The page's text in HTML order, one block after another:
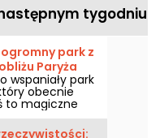
tygodniu
park z
Paryża
wspaniały park
obecnie
to magiczne
uroczystości
mieszkańców